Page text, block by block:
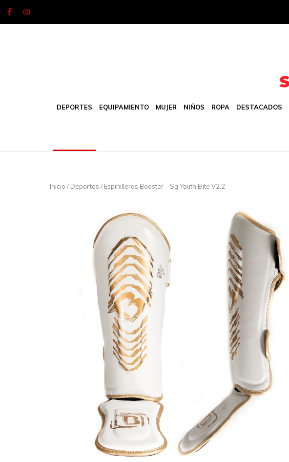
DEPORTES EQUIPAMIENTO MUJER NIÑOS ROPA DESTACADOS
Inicio / Deportes / Espinilleras Booster – Sg Youth Elite V2.2